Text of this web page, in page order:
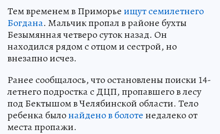
Тем временем в Приморьеищут семилетнего
Богдана. Мальчик пропал в районе бухты
Безымянная четверо суток назад. Он
находился рядом с отцом и сестрой, но
внезапно исчез.
Ранее сообщалось, что остановлены поиски 14-
летнего подростка с ДЦП, пропавшего в лесу
под Бектышом в Челябинской области. Тело
ребенка былонайдено в болотенедалеко от
места пропажи.